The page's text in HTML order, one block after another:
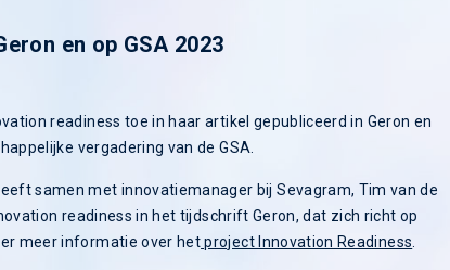
en op GSA 2023
readiness toe in haar artikel gepubliceerd in Geron en
vergadering van de GSA.
samen met innovatiemanager bij Sevagram, Tim van de
readiness in het tijdschrift Geron, dat zich richt op
meer informatie over hetproject Innovation Readiness.